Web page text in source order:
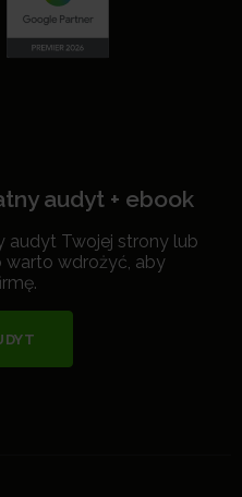
audyt + ebook
audyt Twojej strony lub
warto wdrożyć, aby